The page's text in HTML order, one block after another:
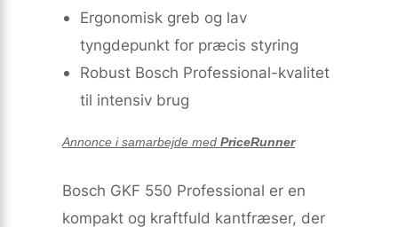
Ergonomisk greb og lav
tyngdepunkt for præcis styring
Robust Bosch Professional-kvalitet
til intensiv brug
Annonce i samarbejde med PriceRunner
Bosch GKF 550 Professional er en
kompakt og kraftfuld kantfræser, der